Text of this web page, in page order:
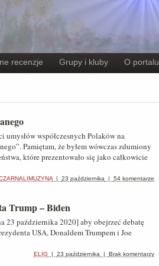
recenzje Grupy i kluby O portalu
współczesnych Polaków na
Pamiętam, że byłem wówczas zdumiony
które prezentowało się jako całkowicie
| 23 października | 54 komentarze
Trump – Biden
23 października 2020] aby obejrzeć debatę
USA, Donaldem Trumpem i Joe
ELIG | 23 października | Brak komentarzy